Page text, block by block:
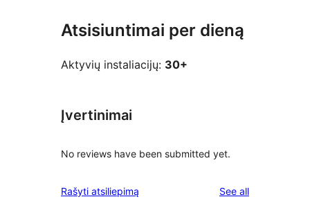
Atsisiuntimai per dieną
Aktyvių instaliacijų: 30+
Įvertinimai
No reviews have been submitted yet.
Rašyti atsiliepimą See allreviews